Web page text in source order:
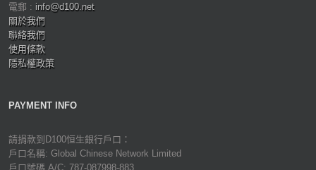
電郵 : info@d100.net
關於我們
聯絡我們
使用條款
隱私權政策
PAYMENT INFO
請捐款到D100恒生銀行戶口：
戶口名稱: Global Chinese Network Limited
戶口號碼 A/C: 787-087998-883